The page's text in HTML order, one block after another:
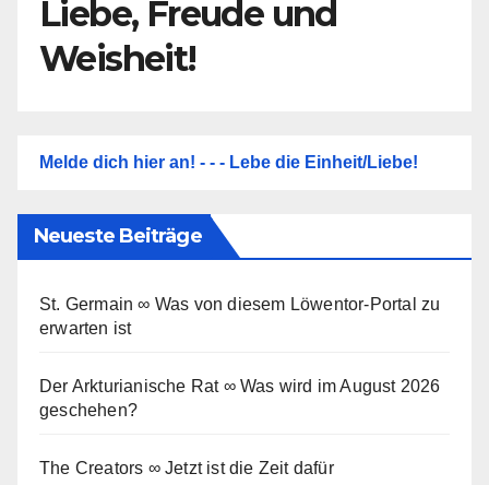
Liebe, Freude und
Weisheit!
Melde dich hier an! - - - Lebe die Einheit/Liebe!
Neueste Beiträge
St. Germain ∞ Was von diesem Löwentor-Portal zu
erwarten ist
Der Arkturianische Rat ∞ Was wird im August 2026
geschehen?
The Creators ∞ Jetzt ist die Zeit dafür